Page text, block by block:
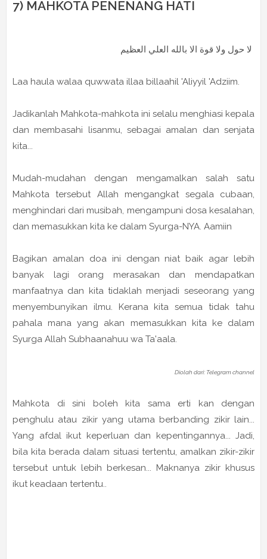
7) MAHKOTA PENENANG HATI
Laa haula walaa quwwata illaa billaahil 'Aliyyil 'Adziim.
Jadikanlah Mahkota-mahkota ini selalu menghiasi kepala
dan membasahi lisanmu, sebagai amalan dan senjata
kita...
Mudah-mudahan dengan mengamalkan salah satu
Mahkota tersebut Allah mengangkat segala cubaan,
menghindari dari musibah, mengampuni dosa kesalahan,
dan memasukkan kita ke dalam Syurga-NYA. Aamiin
Bagikan amalan doa ini dengan niat baik agar lebih
banyak lagi orang merasakan dan mendapatkan
manfaatnya dan kita tidaklah menjadi seseorang yang
menyembunyikan ilmu. Kerana kita semua tidak tahu
pahala mana yang akan memasukkan kita ke dalam
Syurga Allah Subhaanahuu wa Ta'aala.
Diolah dari: Telegram channel
Mahkota di sini boleh kita sama erti kan dengan
penghulu atau zikir yang utama berbanding zikir lain...
Yang afdal ikut keperluan dan kepentingannya... Jadi,
bila kita berada dalam situasi tertentu, amalkan zikir-zikir
tersebut untuk lebih berkesan... Maknanya zikir khusus
ikut keadaan tertentu..